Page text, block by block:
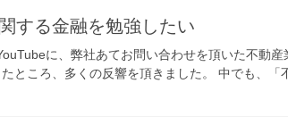
する金融を勉強したい
に、弊社あてお問い合わせを頂いた不動
たところ、多くの反響を頂きました。 中でも、